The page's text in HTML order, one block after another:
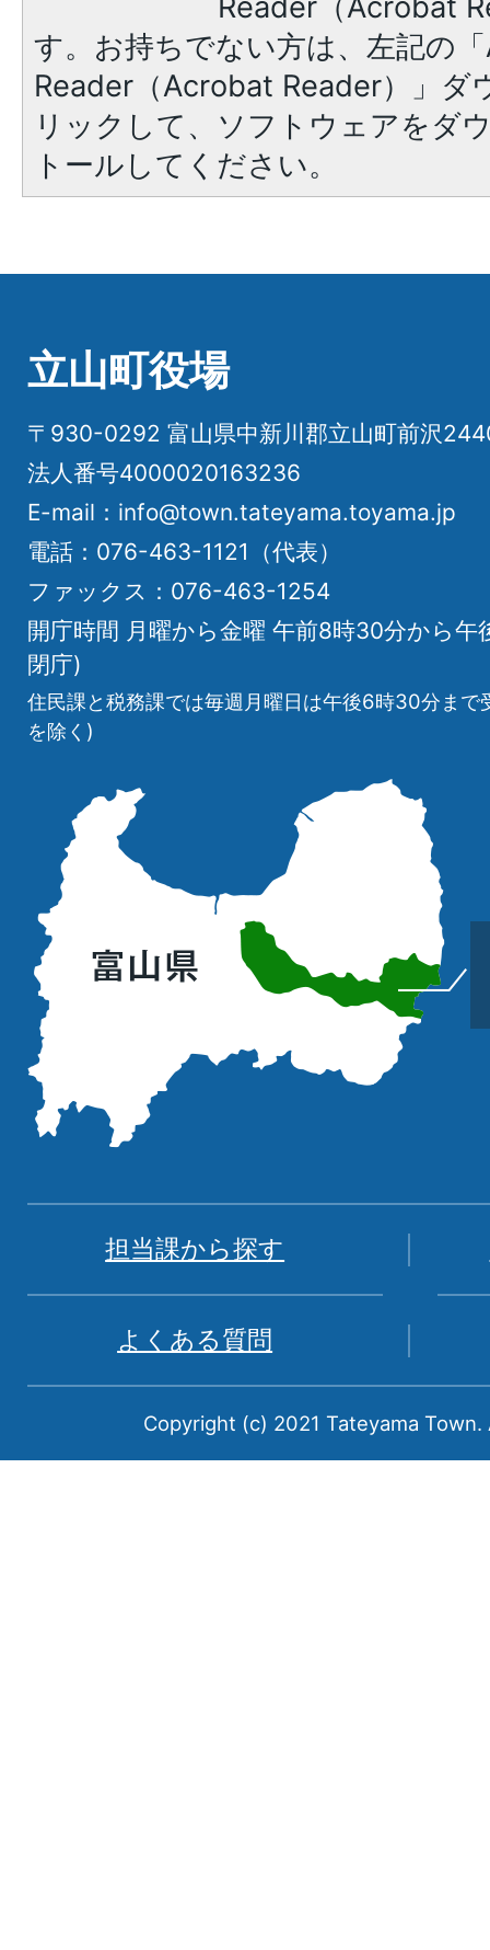
す。お持ちでない方は、左記の
Reader（Acrobat Reader）」ダ
リックして、ソフトウェアをダ
トールしてください。
立山町役場
〒930-0292 富山県中新川郡立山町前沢
法人番号4000020163236
E-mail：info@town.tateyama.toyama.jp
電話：076-463-1121（代表）
ファックス：076-463-1254
開庁時間 月曜から金曜 午前8時30分から午
閉庁)
住民課と税務課では毎週月曜日は午後6時30分まで
を除く)
の
位
置
を
記
し
た
図。
新
郡
担当課から探す
よくある質問
Copyright (c) 2021 Tateyama Town.